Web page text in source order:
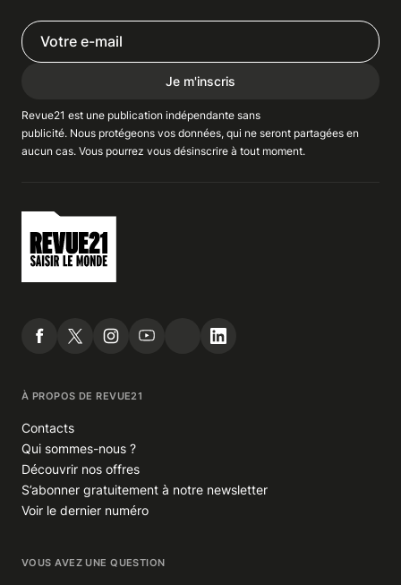
Je m'inscris
Revue21 est une publication indépendante sans
publicité. Nous protégeons vos données, qui ne seront partagées en
aucun cas. Vous pourrez vous désinscrire à tout moment.
À PROPOS DE REVUE21
Contacts
Qui sommes-nous ?
Découvrir nos offres
S’abonner gratuitement à notre newsletter
Voir le dernier numéro
VOUS AVEZ UNE QUESTION